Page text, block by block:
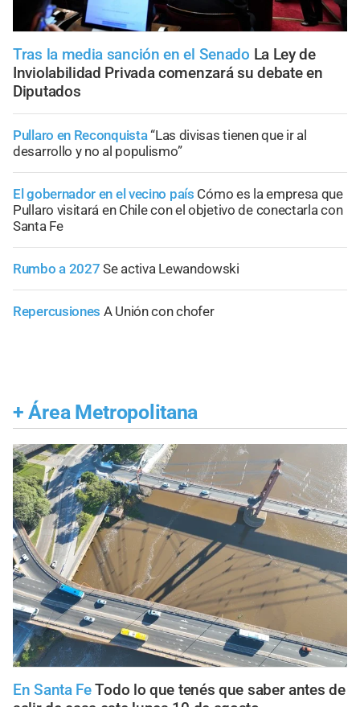
Tras la media sanción en el Senado La Ley de
Inviolabilidad Privada comenzará su debate en
Diputados
Pullaro en Reconquista“Las divisas tienen que ir al
desarrollo y no al populismo”
El gobernador en el vecino país Cómo es la empresa que
Pullaro visitará en Chile con el objetivo de conectarla con
Santa Fe
Rumbo a 2027 Se activa Lewandowski
Repercusiones A Unión con chofer
+ Área Metropolitana
En Santa FeTodo lo que tenés que saber antes de